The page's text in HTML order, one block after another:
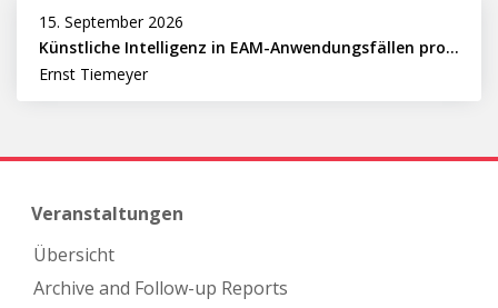
15. September 2026
Künstliche Intelligenz in EAM-Anwendungsfällen professionell nutzen
Ernst Tiemeyer
Veranstaltungen
Übersicht
Archive and Follow-up Reports